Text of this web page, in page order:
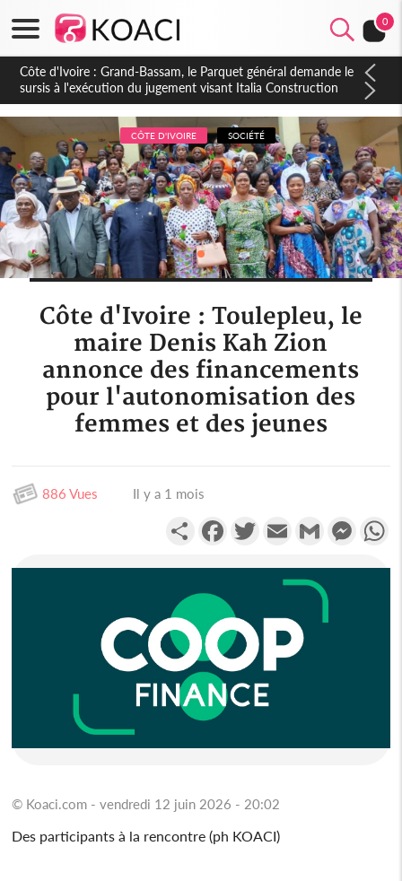
0
Côte d'Ivoire : Indépendance à Dakpadou, la sous-préfète
Hôma Viviane Manissan appelle à une appropriation locale du
PND 2026-2030
CÔTE D'IVOIRE SOCIÉTÉ
Côte d'Ivoire : Toulepleu, le
maire Denis Kah Zion
annonce des financements
pour l'autonomisation des
femmes et des jeunes
886 Vues Il y a 1 mois
PartagerFacebookTwitterEmail Gmail
© Koaci.com - vendredi 12 juin 2026 - 20:02
Des participants à la rencontre (ph KOACI)